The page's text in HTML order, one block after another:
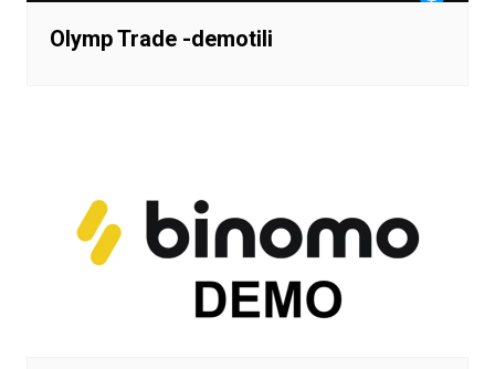
Olymp Trade -demotili